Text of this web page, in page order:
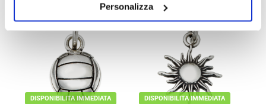
Personalizza
DISPONIBILITA IMMEDIATA
-10%
DISPONIBILITA IMMEDIATA